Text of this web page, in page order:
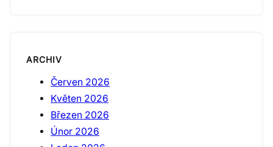
ARCHIV
Červen 2026
Květen 2026
Březen 2026
Únor 2026